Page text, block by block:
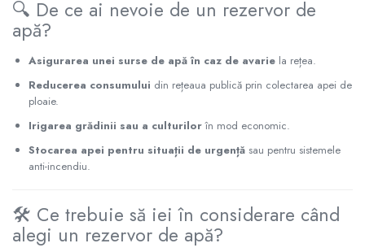
Radiatoare Otel Vogel&Noot
Radiatoare Otel Korado
Automatizare Termostate
Detectoare
Termostate centrala ambient
Detectoare de gaz si electrovalve
Detectoare de inundatie
Automatizari centrala termica
Panouri solare apa calda
Accesorii panouri solare apa calda
🔍 De ce ai nevoie de un rezervor de
apă?
Asigurarea unei surse de apă în caz de avarie la rețea.
Reducerea consumului din rețeaua publică prin colectarea apei de
ploaie.
Irigarea grădinii sau a culturilorîn mod economic.
Stocarea apei pentru situații de urgență sau pentru sistemele
anti-incendiu.
🛠️ Ce trebuie să iei în considerare când
alegi un rezervor de apă?